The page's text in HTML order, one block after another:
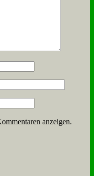
anzeigen.